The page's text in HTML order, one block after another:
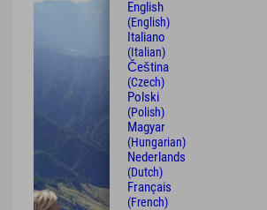
English
(English)
Italiano
(Italian)
Čeština
(Czech)
Polski
(Polish)
Magyar
(Hungarian)
Nederlands
(Dutch)
Français
(French)